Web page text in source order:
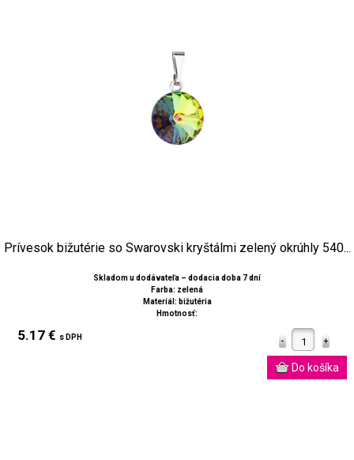
Prívesok bižutérie so Swarovski kryštálmi zelený okrúhly 540...
Skladom u dodávateľa – dodacia doba 7 dní
Farba: zelená
Materiál: bižutéria
Hmotnosť:
5.17 € s DPH